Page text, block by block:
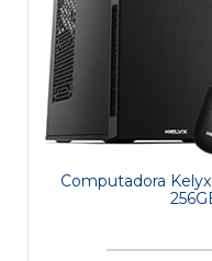
Computadora